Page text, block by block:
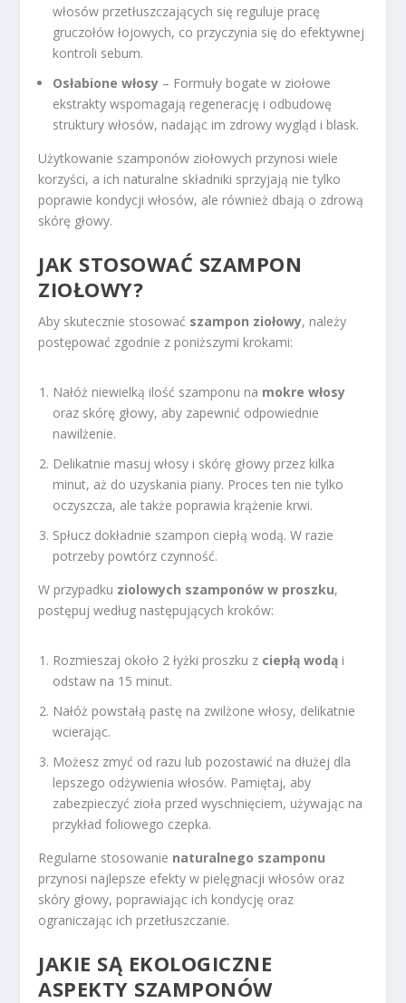
włosów przetłuszczających się reguluje pracę
gruczołów łojowych, co przyczynia się do efektywnej
kontroli sebum.
Osłabione włosy – Formuły bogate w ziołowe
ekstrakty wspomagają regenerację i odbudowę
struktury włosów, nadając im zdrowy wygląd i blask.
Użytkowanie szamponów ziołowych przynosi wiele
korzyści, a ich naturalne składniki sprzyjają nie tylko
poprawie kondycji włosów, ale również dbają o zdrową
skórę głowy.
JAK STOSOWAĆ SZAMPON
ZIOŁOWY?
Aby skutecznie stosować szampon ziołowy, należy
postępować zgodnie z poniższymi krokami:
Nałóż niewielką ilość szamponu na mokre włosy
oraz skórę głowy, aby zapewnić odpowiednie
nawilżenie.
Delikatnie masuj włosy i skórę głowy przez kilka
minut, aż do uzyskania piany. Proces ten nie tylko
oczyszcza, ale także poprawia krążenie krwi.
Spłucz dokładnie szampon ciepłą wodą. W razie
potrzeby powtórz czynność.
W przypadku ziolowych szamponów w proszku,
postępuj według następujących kroków:
Rozmieszaj około 2 łyżki proszku z ciepłą wodą i
odstaw na 15 minut.
Nałóż powstałą pastę na zwilżone włosy, delikatnie
wcierając.
Możesz zmyć od razu lub pozostawić na dłużej dla
lepszego odżywienia włosów. Pamiętaj, aby
zabezpieczyć zioła przed wyschnięciem, używając na
przykład foliowego czepka.
Regularne stosowanie naturalnego szamponu
przynosi najlepsze efekty w pielęgnacji włosów oraz
skóry głowy, poprawiając ich kondycję oraz
ograniczając ich przetłuszczanie.
JAKIE SĄ EKOLOGICZNE
ASPEKTY SZAMPONÓW